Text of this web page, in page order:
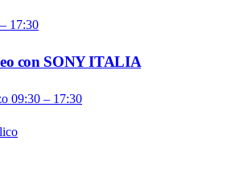
17:30
con SONY ITALIA
09:30 – 17:30